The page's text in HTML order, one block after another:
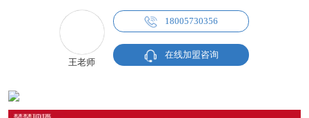
王老师
18005730356
在线加盟咨询